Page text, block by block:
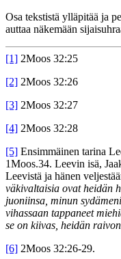
Osa tekstistä ylläpitää ja
auttaa näkemään
[1] 2Moos 32:25
[2] 2Moos 32:26
[3] 2Moos 32:27
[4] 2Moos 32:28
[5] Ensimmäinen tarina
1Moos.34. Leevin isä,
Leevistä ja hänen
väkivaltaisia ovat heidän
juoniinsa, minun
vihassaan tappaneet
se on kiivas, heidän
[6] 2Moos 32:26-29.